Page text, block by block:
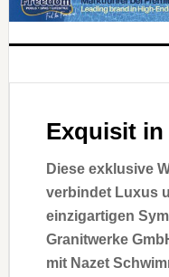
Exquisit in
Diese exklusive
verbindet Luxus
einzigartigen
Granitwerke
mit Nazet